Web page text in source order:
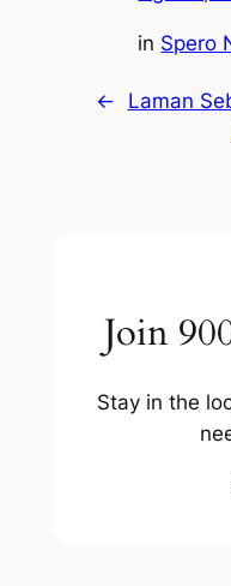
in Spero
← Laman
Join
Stay in the